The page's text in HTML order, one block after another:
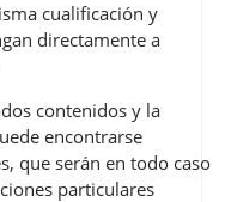
cualificación y
directamente a
contenidos y la
encontrarse
que serán en todo caso
particulares